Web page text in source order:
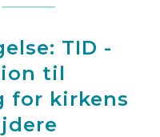
TID -
til
for kirkens